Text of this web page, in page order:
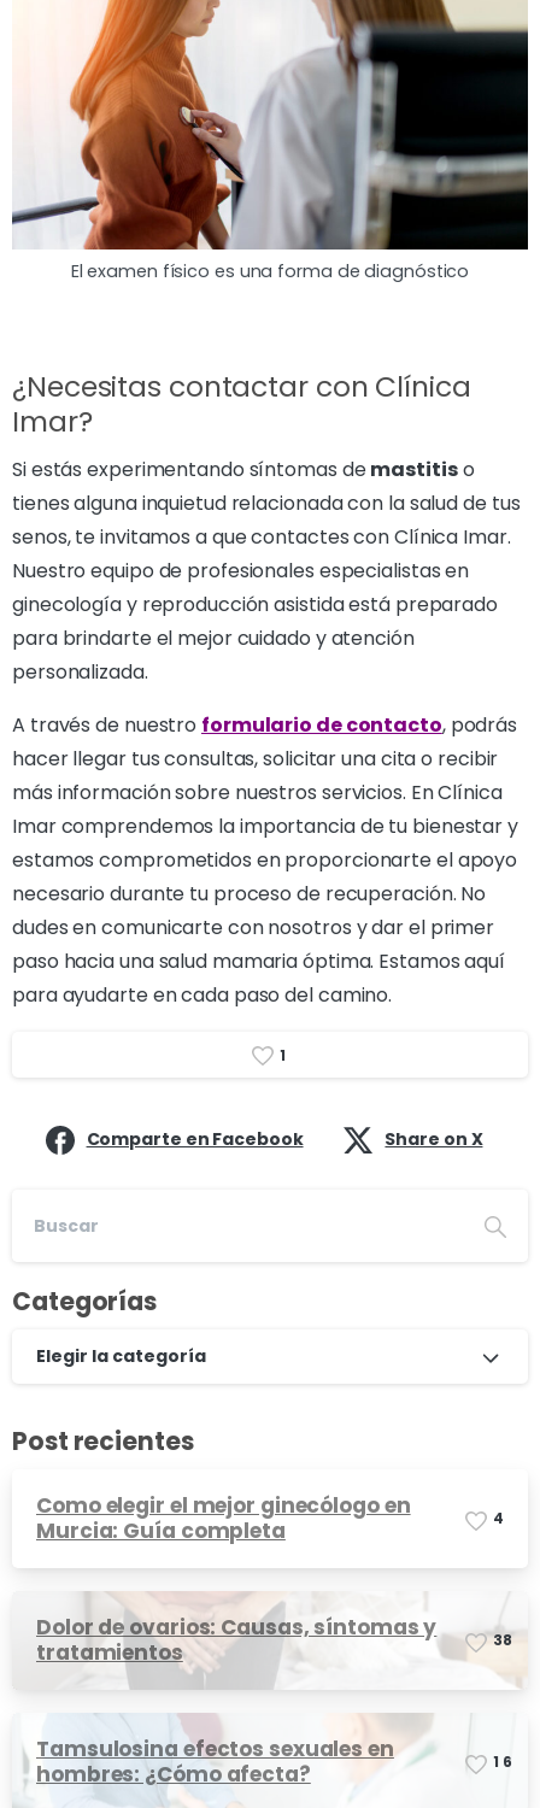
El examen físico es una forma de diagnóstico
¿Necesitas contactar con Clínica
Imar?
Si estás experimentando síntomas demastitiso
tienes alguna inquietud relacionada con la salud de tus
senos, te invitamos a que contactes con Clínica Imar.
Nuestro equipo de profesionales especialistas en
ginecología y reproducción asistida está preparado
para brindarte el mejor cuidado y atención
personalizada.
A través de nuestro formulario de contacto, podrás
hacer llegar tus consultas, solicitar una cita o recibir
más información sobre nuestros servicios. En Clínica
Imar comprendemos la importancia de tu bienestar y
estamos comprometidos en proporcionarte el apoyo
necesario durante tu proceso de recuperación. No
dudes en comunicarte con nosotros y dar el primer
paso hacia una salud mamaria óptima. Estamos aquí
para ayudarte en cada paso del camino.
1
Comparte en Facebook Share on X
Categorías
Elegir la categoría
Post recientes
Como elegir el mejor ginecólogo en
Murcia: Guía completa
4
Dolor de ovarios: Causas, síntomas y
tratamientos
38
Tamsulosina efectos sexuales en
hombres: ¿Cómo afecta?
1 6